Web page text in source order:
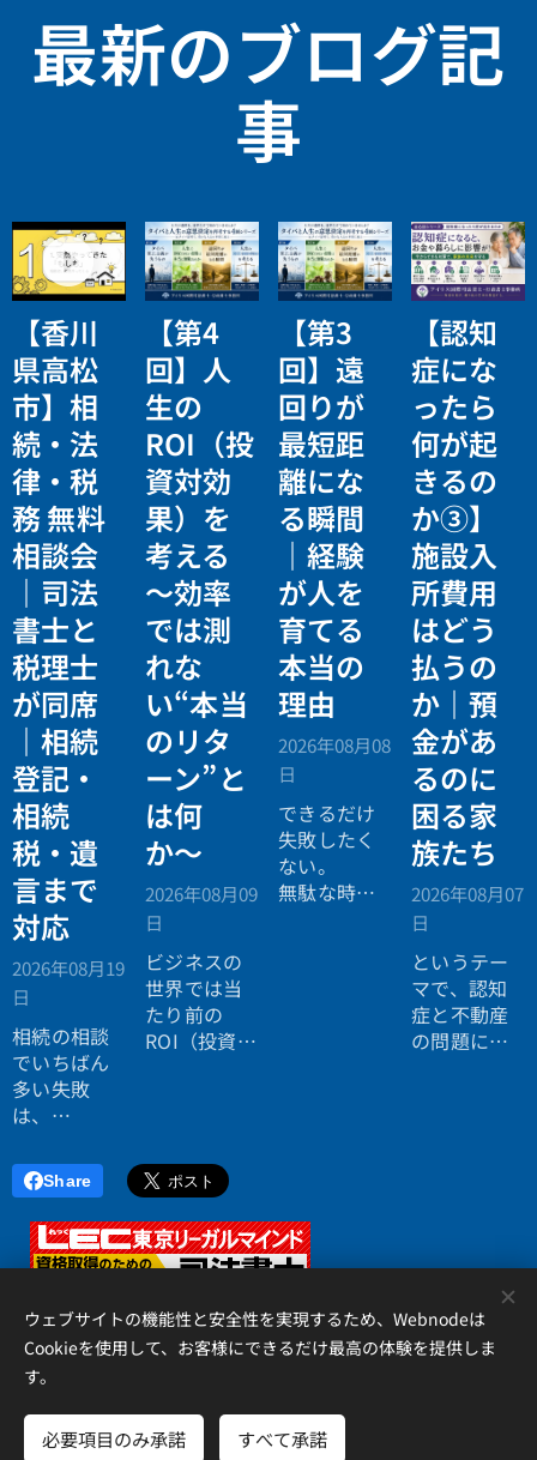
最新のブログ記
事
【香川
県高松
市】相
続・法
律・税
務 無料
相談会
｜司法
書士と
税理士
が同席
｜相続
登記・
相続
税・遺
言まで
対応
2026年08月19
日
相続の相談
でいちばん
多い失敗
は、
行ったら登
記の話がで
きず、司法
書士に行っ
たら税金が
い」ことで
す。
【第4
回】人
生の
ROI（投
資対効
果）を
考える
〜効率
では測
れな
い“本当
のリタ
ーン”と
は何
か〜
2026年08月09
日
ビジネスの
世界では当
たり前の
ROI（投資対
広がってい
ます。
【第3
回】遠
回りが
最短距
離にな
る瞬間
｜経験
が人を
育てる
本当の
理由
2026年08月08
日
できるだけ
失敗したく
ない。
無駄な時間
【認知
症にな
ったら
何が起
きるの
か③】
施設入
所費用
はどう
払うの
か｜預
金があ
るのに
困る家
族たち
2026年08月07
日
というテー
マで、認知
症と不動産
の問題につ
Share
アイリス国際司法書士・行政書士事務所、 香川県高松市錦町２丁
目１３番７号 松岡ビル２Ｆ 、087-873-2653
Cookie
ウェブサイトの機能性と安全性を実現するため、Webnodeは
Cookieを使用して、お客様にできるだけ最高の体験を提供しま
す。
必要項目のみ承諾 すべて承諾